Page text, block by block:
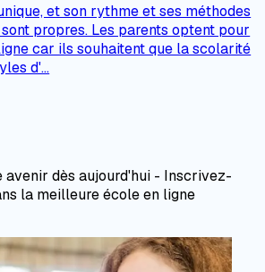
et son rythme et ses méthodes
propres. Les parents optent pour
car ils souhaitent que la scolarité
d'...
dès aujourd'hui - Inscrivez-
la meilleure école en ligne